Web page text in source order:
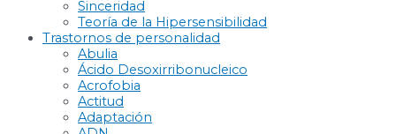
Sinceridad
Teoría de la Hipersensibilidad
Trastornos de personalidad
Abulia
Ácido Desoxirribonucleico
Acrofobia
Actitud
Adaptación